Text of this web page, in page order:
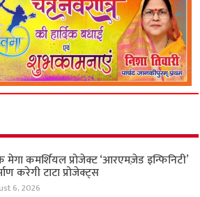
मेगा कमर्शियल प्रोजेक्ट ‘आरएमज़ेड इन्फिनिटी’
करेगी टाटा प्रोजेक्ट्स
6, 2026